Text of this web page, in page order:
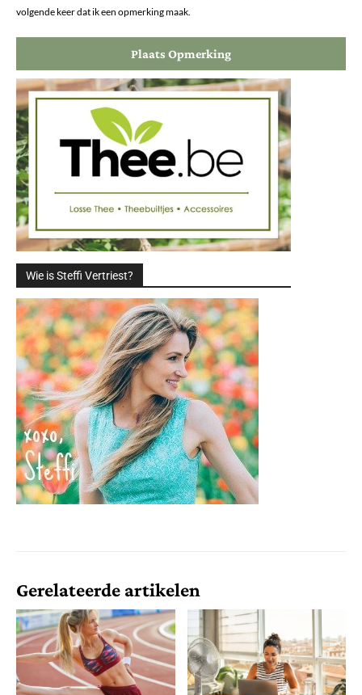
volgende keer dat ik een opmerking maak.
Wie is Steffi Vertriest?
Gerelateerde artikelen